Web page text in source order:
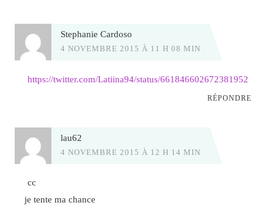
Stephanie Cardoso
4 NOVEMBRE 2015 À 11 H 08 MIN
https://twitter.com/Latiina94/status/661846602672381952
RÉPONDRE
lau62
4 NOVEMBRE 2015 À 12 H 14 MIN
cc
je tente ma chance